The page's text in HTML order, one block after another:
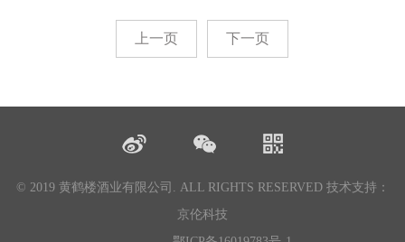
JG2019-10-**** 2、项目名称：总部大学生1#、
2#公寓升级改造项目 3、招标人名称：安徽古井
为1个标段 8、招标范围：招标范围为两栋大学生
批改造，每批改造约20间。具体详见本
上一页 下一页
© 2019 黄鹤楼酒业有限公司. ALL RIGHTS RESERVED 技术支持：
京伦科技